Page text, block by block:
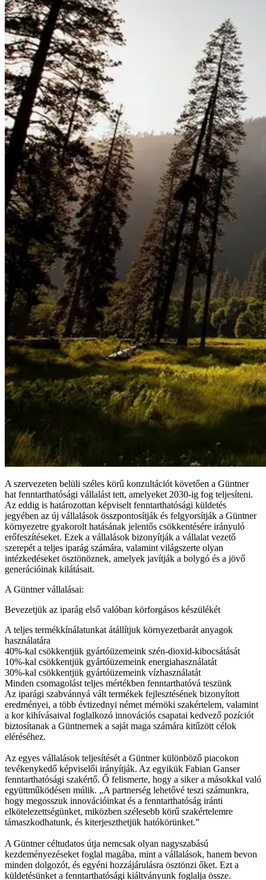
A szervezeten belüli széles körű konzultációt követően a Güntner
hat fenntarthatósági vállalást tett, amelyeket 2030-ig fog teljesíteni.
Az eddig is határozottan képviselt fenntarthatósági küldetés
jegyében az új vállalások összpontosítják és felgyorsítják a Güntner
környezetre gyakorolt hatásának jelentős csökkentésére irányuló
erőfeszítéseket. Ezek a vállalások bizonyítják a vállalat vezető
szerepét a teljes iparág számára, valamint világszerte olyan
intézkedéseket ösztönöznek, amelyek javítják a bolygó és a jövő
generációinak kilátásait.
A Güntner vállalásai:
Bevezetjük az iparág első valóban körforgásos készülékét
A teljes termékkínálatunkat átállítjuk környezetbarát anyagok
használatára
40%-kal csökkentjük gyártóüzemeink szén-dioxid-kibocsátását
10%-kal csökkentjük gyártóüzemeink energiahasználatát
30%-kal csökkentjük gyártóüzemeink vízhasználatát
Minden csomagolást teljes mértékben fenntarthatóvá teszünk
Az iparági szabvánnyá vált termékek fejlesztésének bizonyított
eredményei, a több évtizednyi német mérnöki szakértelem, valamint
a kor kihívásaival foglalkozó innovációs csapatai kedvező pozíciót
biztosítanak a Güntnernek a saját maga számára kitűzött célok
eléréséhez.
Az egyes vállalások teljesítését a Güntner különböző piacokon
tevékenykedő képviselői irányítják. Az egyikük Fabian Ganser
fenntarthatósági szakértő. Ő felismerte, hogy a siker a másokkal való
együttműködésen múlik. „A partnerség lehetővé teszi számunkra,
hogy megosszuk innovációinkat és a fenntarthatóság iránti
elkötelezettségünket, miközben szélesebb körű szakértelemre
támaszkodhatunk, és kiterjeszthetjük hatókörünket.”
A Güntner céltudatos útja nemcsak olyan nagyszabású
kezdeményezéseket foglal magába, mint a vállalások, hanem bevon
minden dolgozót, és egyéni hozzájárulásra ösztönzi őket. Ezt a
küldetésünket a fenntarthatósági kiáltványunk foglalja össze.